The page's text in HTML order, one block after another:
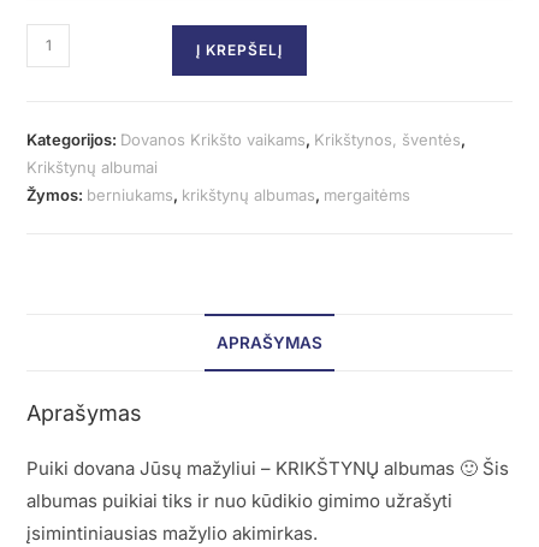
Į KREPŠELĮ
Kategorijos: Dovanos Krikšto vaikams, Krikštynos, šventės,
Krikštynų albumai
Žymos: berniukams, krikštynų albumas, mergaitėms
APRAŠYMAS
Aprašymas
Puiki dovana Jūsų mažyliui – KRIKŠTYNŲ albumas 🙂 Šis
albumas puikiai tiks ir nuo kūdikio gimimo užrašyti
įsimintiniausias mažylio akimirkas.